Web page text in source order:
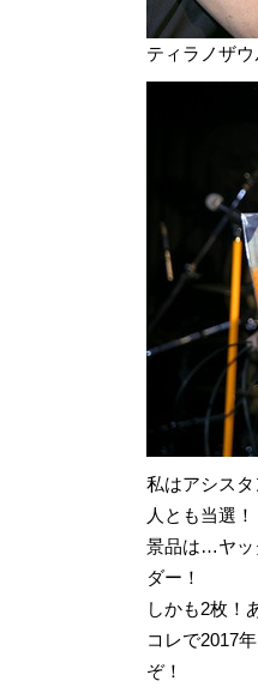
ティラノザ
私はアシス
人とも当選！
景品は…ヤッ
ダー！
しかも2枚！
コレで2017
ぞ！